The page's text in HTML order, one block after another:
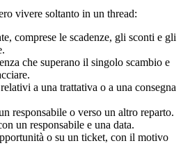
vivere soltanto in un thread:
comprese le scadenze, gli sconti e gli
che superano il singolo scambio e
a una trattativa o a una consegna
responsabile o verso un altro reparto.
un responsabile e una data.
o su un ticket, con il motivo